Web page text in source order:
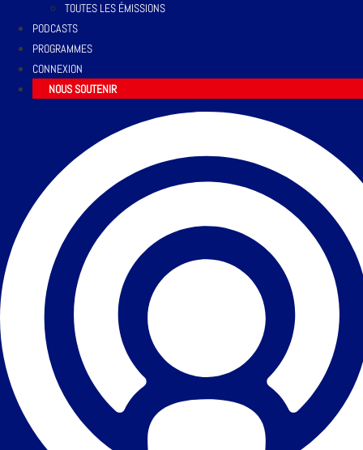
TOUTES LES ÉMISSIONS
PODCASTS
PROGRAMMES
CONNEXION
NOUS SOUTENIR